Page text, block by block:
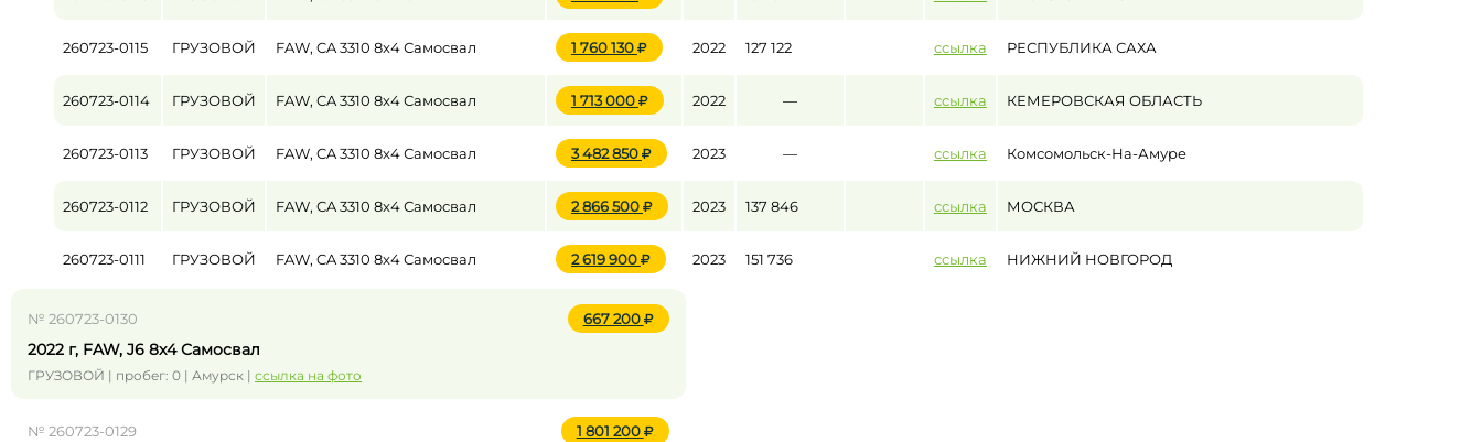
260723-0115 ГРУЗОВОЙ FAW, CA 3310 8x4 Самосвал 1 760 130 2022 127 122 ссылка РЕСПУБЛИКА САХА
260723-0114 ГРУЗОВОЙ FAW, CA 3310 8x4 Самосвал 1 713 000 2022 — ссылка КЕМЕРОВСКАЯ ОБЛАСТЬ
260723-0113 ГРУЗОВОЙ FAW, CA 3310 8x4 Самосвал 3 482 850 2023 — ссылка Комсомольск-На-Амуре
260723-0112 ГРУЗОВОЙ FAW, CA 3310 8x4 Самосвал 2 866 500 2023 137 846 ссылка МОСКВА
260723-0111 ГРУЗОВОЙ FAW, CA 3310 8x4 Самосвал 2 619 900 2023 151 736 ссылка НИЖНИЙ НОВГОРОД
№ 260723-0130 667 200
2022 г, FAW, J6 8x4 Самосвал
ГРУЗОВОЙ | пробег: 0 | Амурск | ссылка на фото
№ 260723-0129 1 801 200